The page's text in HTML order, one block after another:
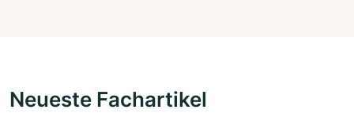
Neueste Fachartikel